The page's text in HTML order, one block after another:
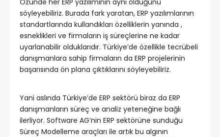
söyleyebiliriz. Burada fark yaratan, ERP yazılımlarının
standartlarında kullandıkları özelliklerin yanında ,
esneklikleri ve firmaların iş süreçlerine ne kadar
uyarlanabilir olduklarıdır. Türkiye’de özellikle tecrübeli
danışmanlara sahip firmaların da ERP projelerinin
başarısında ön plana çıktıklarını söyleyebiliriz.
Yani aslında Türkiye’de ERP sektörü biraz da ERP
danışmanların süreç ve analiz yeteneğine bağlı
ilerliyor. Software AG’nin ERP sektörüne sunduğu
Süreç Modelleme araçları ile artık bu algının